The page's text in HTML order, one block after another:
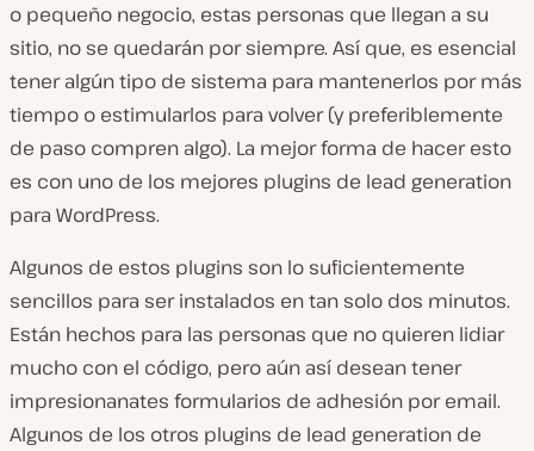
o pequeño negocio, estas personas que llegan a su
sitio, no se quedarán por siempre. Así que, es esencial
tener algún tipo de sistema para mantenerlos por más
tiempo o estimularlos para volver (y preferiblemente
de paso compren algo). La mejor forma de hacer esto
es con uno de los mejores plugins de lead generation
para WordPress.
Algunos de estos plugins son lo suficientemente
sencillos para ser instalados en tan solo dos minutos.
Están hechos para las personas que no quieren lidiar
mucho con el código, pero aún así desean tener
impresionanates formularios de adhesión por email.
Algunos de los otros plugins de lead generation de